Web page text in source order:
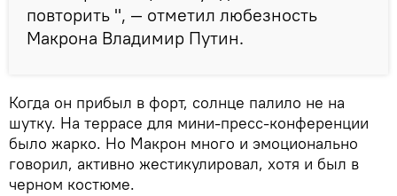
повторить ", — отметил любезность
Макрона Владимир Путин.
Когда он прибыл в форт, солнце палило не на
шутку. На террасе для мини-пресс-конференции
было жарко. Но Макрон много и эмоционально
говорил, активно жестикулировал, хотя и был в
черном костюме.